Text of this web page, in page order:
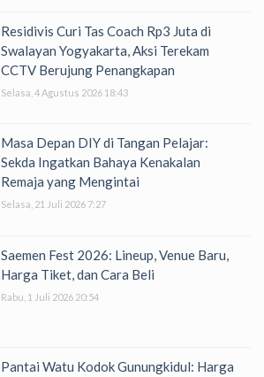
Residivis Curi Tas Coach Rp3 Juta di
Swalayan Yogyakarta, Aksi Terekam
CCTV Berujung Penangkapan
Selasa, 4 Agustus 2026 18:43
Masa Depan DIY di Tangan Pelajar:
Sekda Ingatkan Bahaya Kenakalan
Remaja yang Mengintai
Selasa, 21 Juli 2026 7:27
Saemen Fest 2026: Lineup, Venue Baru,
Harga Tiket, dan Cara Beli
Rabu, 1 Juli 2026 20:54
Pantai Watu Kodok Gunungkidul: Harga